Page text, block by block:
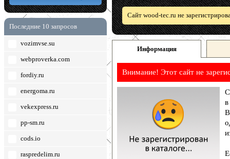
Последние 10 запросов
vozimvse.su
webproverka.com
fordiy.ru
energoma.ru
vekexpress.ru
pp-sm.ru
cods.io
raspredelim.ru
Сайт wood-tec.ru не
Информация
Внимание! Этот сайт не